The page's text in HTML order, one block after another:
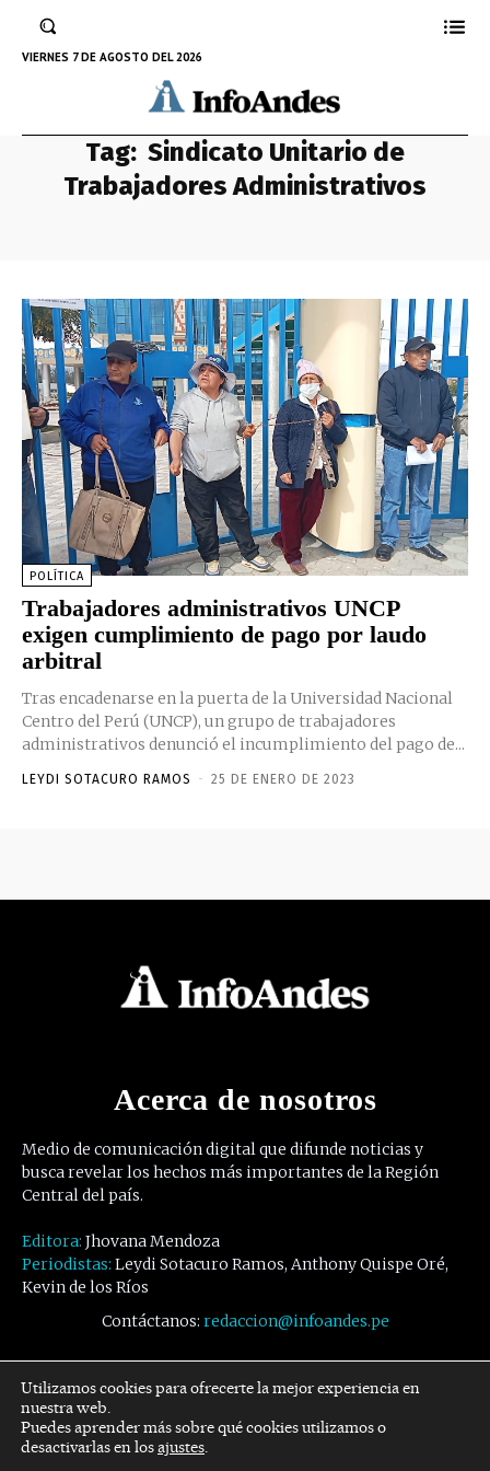
VIERNES 7 DE AGOSTO DEL 2026
Tag: Sindicato Unitario de
Trabajadores Administrativos
POLÍTICA
Trabajadores administrativos UNCP
exigen cumplimiento de pago por laudo
arbitral
Tras encadenarse en la puerta de la Universidad Nacional
Centro del Perú (UNCP), un grupo de trabajadores
administrativos denunció el incumplimiento del pago de...
LEYDI SOTACURO RAMOS - 25 DE ENERO DE 2023
Acerca de nosotros
Medio de comunicación digital que difunde noticias y
busca revelar los hechos más importantes de la Región
Central del país.
Editora: Jhovana Mendoza
Periodistas: Leydi Sotacuro Ramos, Anthony Quispe Oré,
Kevin de los Ríos
Contáctanos: redaccion@infoandes.pe
Síguenos
Facebook Twitter Youtube
Utilizamos cookies para ofrecerte la mejor experiencia en
nuestra web.
Puedes aprender más sobre qué cookies utilizamos o
desactivarlas en losajustes.